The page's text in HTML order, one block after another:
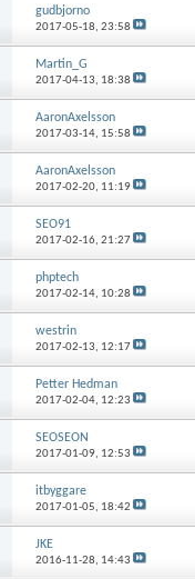
gudbjorno
2017-05-18, 23:58
Martin_G
2017-04-13, 18:38
AaronAxelsson
2017-03-14, 15:58
AaronAxelsson
2017-02-20, 11:19
SEO91
2017-02-16, 21:27
phptech
2017-02-14, 10:28
westrin
2017-02-13, 12:17
Petter Hedman
2017-02-04, 12:23
SEOSEON
2017-01-09, 12:53
itbyggare
2017-01-05, 18:42
JKE
2016-11-28, 14:43